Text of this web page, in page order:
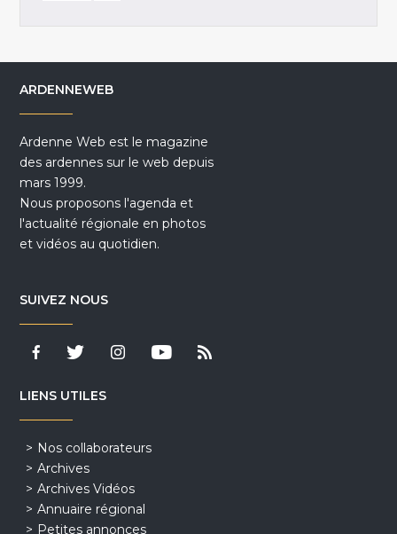
ARDENNEWEB
Ardenne Web est le magazine
des ardennes sur le web depuis
mars 1999.
Nous proposons l'agenda et
l'actualité régionale en photos
et vidéos au quotidien.
SUIVEZ NOUS
LIENS UTILES
Nos collaborateurs
Archives
Archives Vidéos
Annuaire régional
Petites annonces